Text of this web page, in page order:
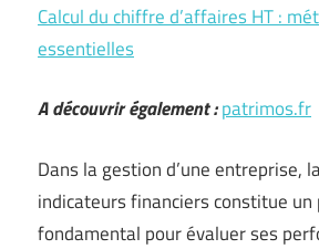
Calcul du chiffre d’affaires HT :
essentielles
A découvrir également :patrimos.fr
Dans la gestion d’une entreprise,
indicateurs financiers constitue un
fondamental pour évaluer ses